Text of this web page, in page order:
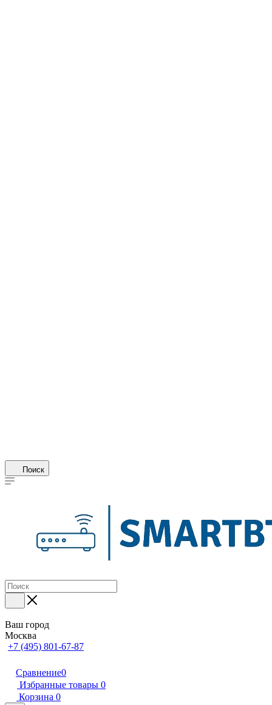
Поиск
Ваш город
Москва
+7 (495) 801-67-87
Сравнение0
Избранные товары 0
Корзина 0